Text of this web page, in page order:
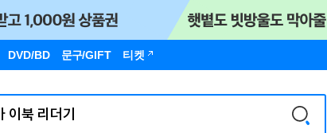
DVD/BD 문구/GIFT 티켓